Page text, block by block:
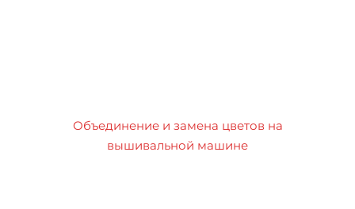
Объединение и замена цветов на
вышивальной машине